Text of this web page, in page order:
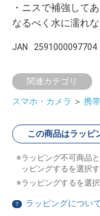
・ニスで補強して
なるべく水に濡れ
JAN 2591000097704
関連カテゴリ
スマホ・カメラ ＞ 携
この商品はラッピ
ラッピング不可商品
ッピングするを選択
ラッピングするを選
？ ラッピングについ